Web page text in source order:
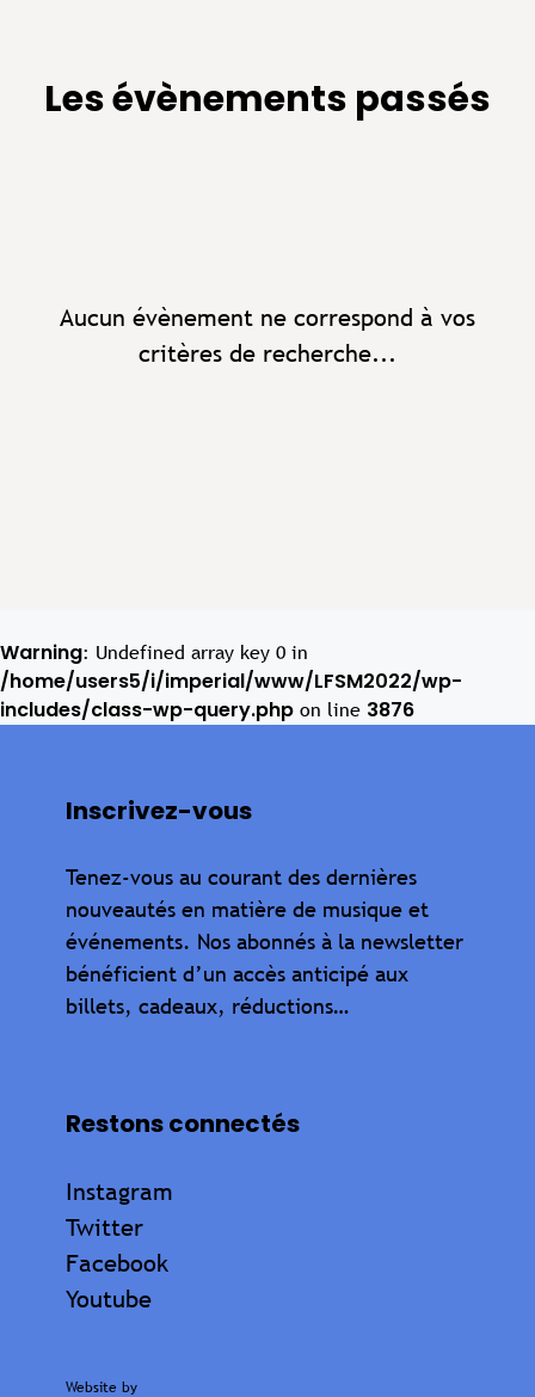
Les évènements passés
Aucun évènement ne correspond à vos
critères de recherche...
Warning: Undefined array key 0 in
/home/users5/i/imperial/www/LFSM2022/wp-
includes/class-wp-query.php on line 3876
Inscrivez-vous
Tenez-vous au courant des dernières
nouveautés en matière de musique et
événements. Nos abonnés à la newsletter
bénéficient d’un accès anticipé aux
billets, cadeaux, réductions…
Restons connectés
Instagram
Twitter
Facebook
Youtube
Website by